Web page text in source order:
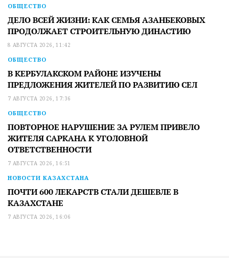
ОБЩЕСТВО
ДЕЛО ВСЕЙ ЖИЗНИ: КАК СЕМЬЯ АЗАНБЕКОВЫХ
ПРОДОЛЖАЕТ СТРОИТЕЛЬНУЮ ДИНАСТИЮ
8 АВГУСТА 2026, 11:42
ОБЩЕСТВО
В КЕРБУЛАКСКОМ РАЙОНЕ ИЗУЧЕНЫ
ПРЕДЛОЖЕНИЯ ЖИТЕЛЕЙ ПО РАЗВИТИЮ СЕЛ
7 АВГУСТА 2026, 17:36
ОБЩЕСТВО
ПОВТОРНОЕ НАРУШЕНИЕ ЗА РУЛЕМ ПРИВЕЛО
ЖИТЕЛЯ САРКАНА К УГОЛОВНОЙ
ОТВЕТСТВЕННОСТИ
7 АВГУСТА 2026, 16:51
НОВОСТИ КАЗАХСТАНА
ПОЧТИ 600 ЛЕКАРСТВ СТАЛИ ДЕШЕВЛЕ В
КАЗАХСТАНЕ
7 АВГУСТА 2026, 16:06